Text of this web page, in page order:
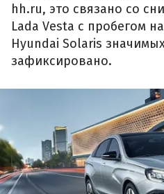
hh.ru, это связано со
Lada Vesta с пробегом
Hyundai Solaris
зафиксировано.